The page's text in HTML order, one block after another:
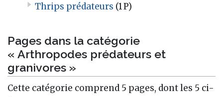
Thrips prédateurs (1 P)
Pages dans la catégorie
« Arthropodes prédateurs et
granivores »
Cette catégorie comprend 5 pages, dont les 5 ci-